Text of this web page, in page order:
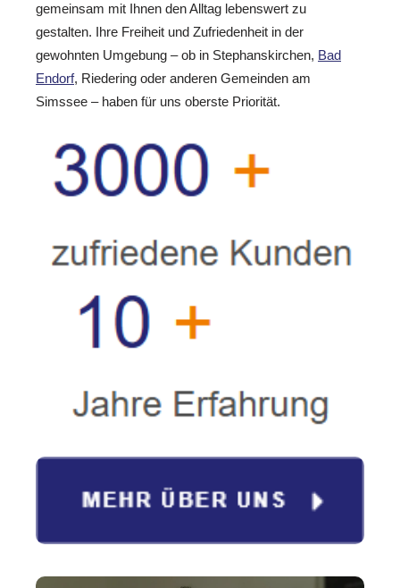
gemeinsam mit Ihnen den Alltag lebenswert zu
gestalten. Ihre Freiheit und Zufriedenheit in der
gewohnten Umgebung – ob in Stephanskirchen, Bad
Endorf, Riedering oder anderen Gemeinden am
Simssee – haben für uns oberste Priorität.